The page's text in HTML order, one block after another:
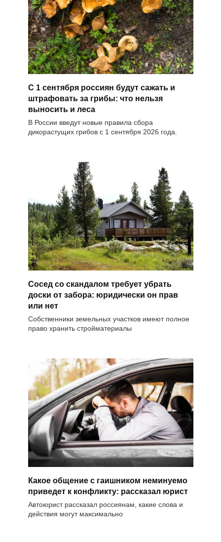
С 1 сентября россиян будут сажать и
штрафовать за грибы: что нельзя
выносить и леса
В России введут новые правила сбора
дикорастущих грибов с 1 сентября 2026 года.
Сосед со скандалом требует убрать
доски от забора: юридически он прав
или нет
Собственники земельных участков имеют полное
право хранить стройматериалы
Какое общение с гаишником неминуемо
приведет к конфликту: рассказал юрист
Автоюрист рассказал россиянам, какие слова и
действия могут максимально